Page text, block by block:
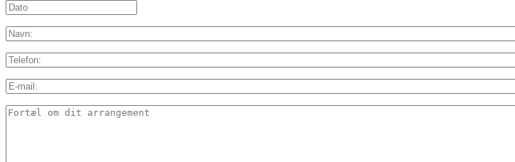
Dato:
slash
MM
slash
YYYY
Navn:
Telefon:
E-
mail:*
Detaljer